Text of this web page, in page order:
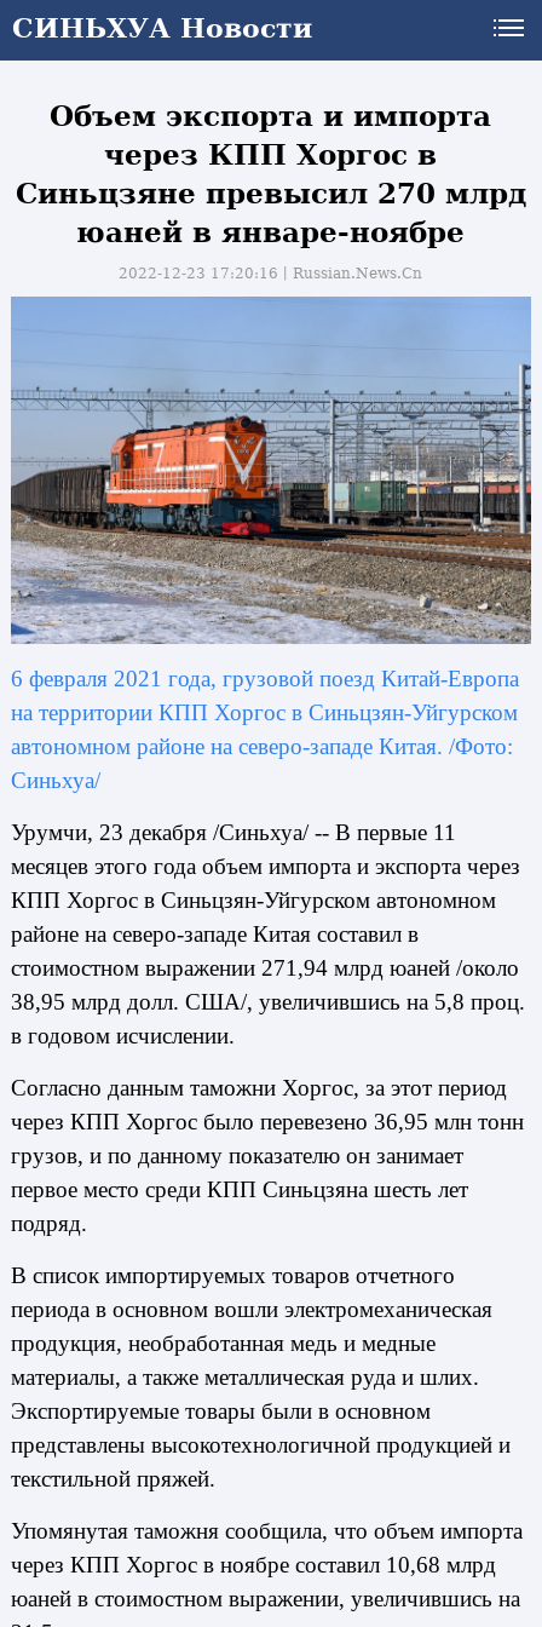
СИНЬХУА Новости
СИНЬХУА Новости
Объем экспорта и импорта
через КПП Хоргос в
Синьцзяне превысил 270 млрд
юаней в январе-ноябре
2022-12-23 17:20:16丨Russian.News.Cn
6 февраля 2021 года, грузовой поезд Китай-Европа
на территории КПП Хоргос в Синьцзян-Уйгурском
автономном районе на северо-западе Китая. /Фото:
Синьхуа/
Урумчи, 23 декабря /Синьхуа/ -- В первые 11
месяцев этого года объем импорта и экспорта через
КПП Хоргос в Синьцзян-Уйгурском автономном
районе на северо-западе Китая составил в
стоимостном выражении 271,94 млрд юаней /около
38,95 млрд долл. США/, увеличившись на 5,8 проц.
в годовом исчислении.
Согласно данным таможни Хоргос, за этот период
через КПП Хоргос было перевезено 36,95 млн тонн
грузов, и по данному показателю он занимает
первое место среди КПП Синьцзяна шесть лет
подряд.
В список импортируемых товаров отчетного
периода в основном вошли электромеханическая
продукция, необработанная медь и медные
материалы, а также металлическая руда и шлих.
Экспортируемые товары были в основном
представлены высокотехнологичной продукцией и
текстильной пряжей.
Упомянутая таможня сообщила, что объем импорта
через КПП Хоргос в ноябре составил 10,68 млрд
юаней в стоимостном выражении, увеличившись на